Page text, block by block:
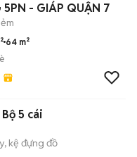
- GIÁP QUẬN 7
64 m²
5 cái
kệ đựng đồ